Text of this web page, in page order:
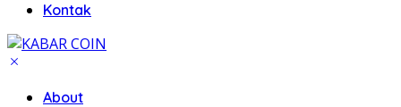
Kontak
About